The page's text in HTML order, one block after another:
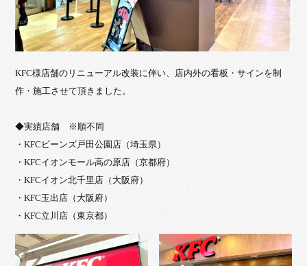
KFC様店舗のリニューアル改装に伴い、店内外の看板・サインを制
作・施工させて頂きました。
◆実績店舗 ※順不同
・KFCビーンズ戸田公園店（埼玉県）
・KFCイオンモール高の原店（京都府）
・KFCイオン北千里店（大阪府）
・KFC玉出店（大阪府）
・KFC立川店（東京都）